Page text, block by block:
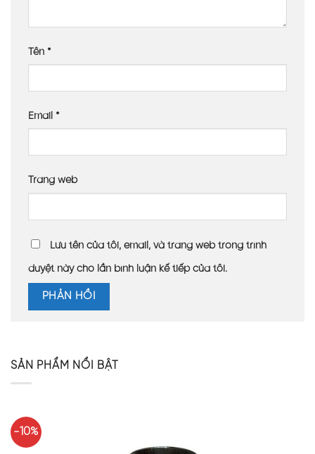
Tên *
Email *
Trang web
Lưu tên của tôi, email, và trang web trong trình
duyệt này cho lần bình luận kế tiếp của tôi.
SẢN PHẨM NỔI BẬT
-10%